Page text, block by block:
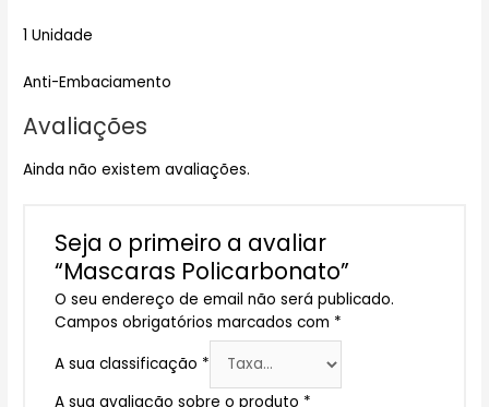
1 Unidade
Anti-Embaciamento
Avaliações
Ainda não existem avaliações.
Seja o primeiro a avaliar
“Mascaras Policarbonato”
O seu endereço de email não será publicado.
Campos obrigatórios marcados com *
A sua classificação *
A sua avaliação sobre o produto *